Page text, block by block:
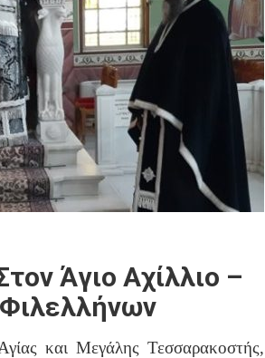
Άγιο Αχίλλιο –
και Μεγάλης Τεσσαρακοστής,